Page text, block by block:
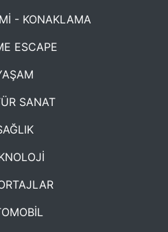
- KONAKLAMA
ESCAPE
SANAT